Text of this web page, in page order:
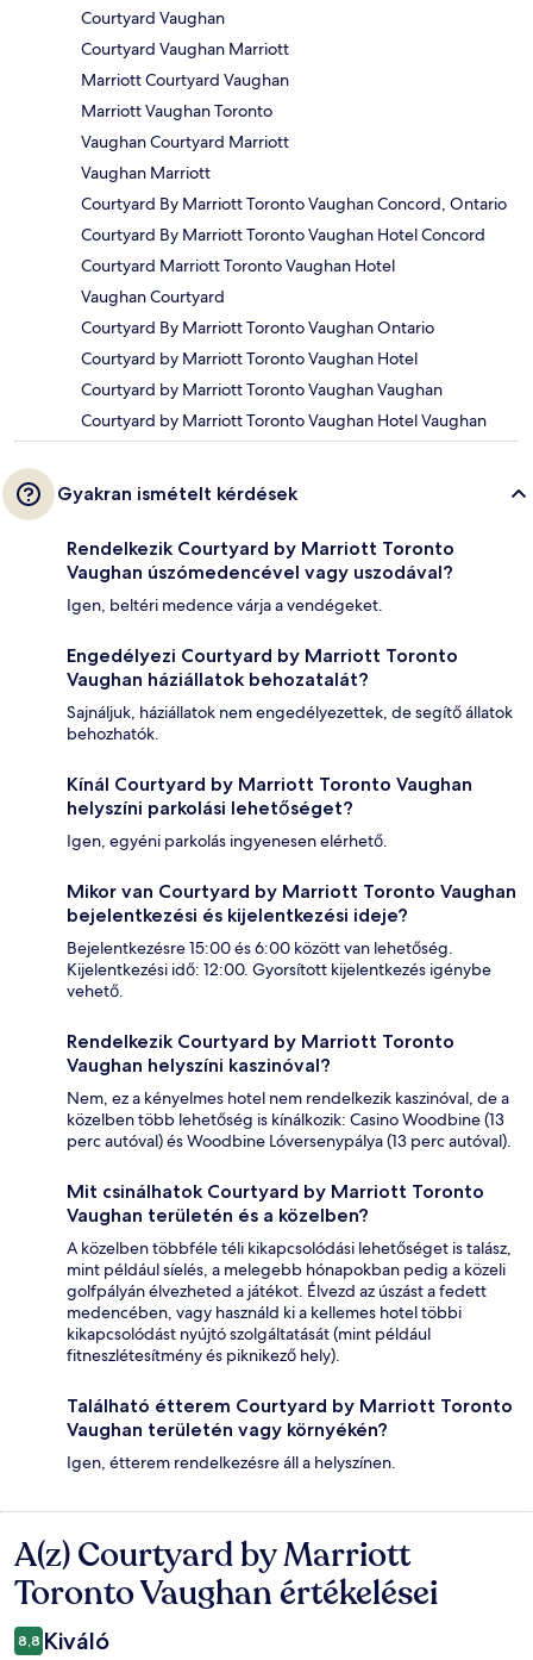
Courtyard Vaughan
Courtyard Vaughan Marriott
Marriott Courtyard Vaughan
Marriott Vaughan Toronto
Vaughan Courtyard Marriott
Vaughan Marriott
Courtyard By Marriott Toronto Vaughan Concord, Ontario
Courtyard By Marriott Toronto Vaughan Hotel Concord
Courtyard Marriott Toronto Vaughan Hotel
Vaughan Courtyard
Courtyard By Marriott Toronto Vaughan Ontario
Courtyard by Marriott Toronto Vaughan Hotel
Courtyard by Marriott Toronto Vaughan Vaughan
Courtyard by Marriott Toronto Vaughan Hotel Vaughan
Gyakran ismételt kérdések
Rendelkezik Courtyard by Marriott Toronto
Vaughan úszómedencével vagy uszodával?
Igen, beltéri medence várja a vendégeket.
Engedélyezi Courtyard by Marriott Toronto
Vaughan háziállatok behozatalát?
Sajnáljuk, háziállatok nem engedélyezettek, de segítő állatok
behozhatók.
Kínál Courtyard by Marriott Toronto Vaughan
helyszíni parkolási lehetőséget?
Igen, egyéni parkolás ingyenesen elérhető.
Mikor van Courtyard by Marriott Toronto Vaughan
bejelentkezési és kijelentkezési ideje?
Bejelentkezésre 15:00 és 6:00 között van lehetőség.
Kijelentkezési idő: 12:00. Gyorsított kijelentkezés igénybe
vehető.
Rendelkezik Courtyard by Marriott Toronto
Vaughan helyszíni kaszinóval?
Nem, ez a kényelmes hotel nem rendelkezik kaszinóval, de a
közelben több lehetőség is kínálkozik: Casino Woodbine (13
perc autóval) és Woodbine Lóversenypálya (13 perc autóval).
Mit csinálhatok Courtyard by Marriott Toronto
Vaughan területén és a közelben?
A közelben többféle téli kikapcsolódási lehetőséget is talász,
mint például síelés, a melegebb hónapokban pedig a közeli
golfpályán élvezheted a játékot. Élvezd az úszást a fedett
medencében, vagy használd ki a kellemes hotel többi
kikapcsolódást nyújtó szolgáltatását (mint például
fitneszlétesítmény és piknikező hely).
Található étterem Courtyard by Marriott Toronto
Vaughan területén vagy környékén?
Igen, étterem rendelkezésre áll a helyszínen.
Értékelések
A(z) Courtyard by Marriott
Toronto Vaughan értékelései
8,8 Kiváló